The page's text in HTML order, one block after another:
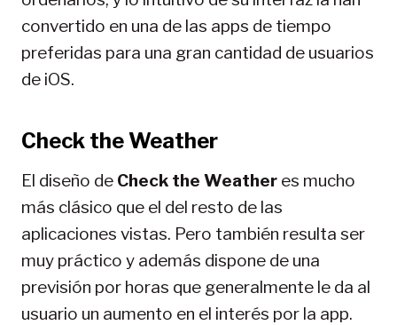
convertido en una de las apps de tiempo
preferidas para una gran cantidad de usuarios
de iOS.
Check the Weather
El diseño de Check the Weather es mucho
más clásico que el del resto de las
aplicaciones vistas. Pero también resulta ser
muy práctico y además dispone de una
previsión por horas que generalmente le da al
usuario un aumento en el interés por la app.